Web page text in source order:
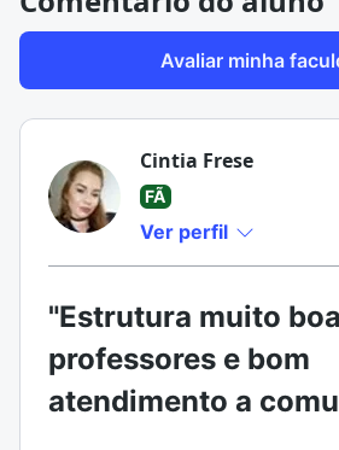
Avaliar minha
Cintia Frese
FÃ
Ver perfil
"Estrutura muito
professores e bom
atendimento a